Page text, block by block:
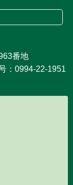
番地
：0994-22-1951